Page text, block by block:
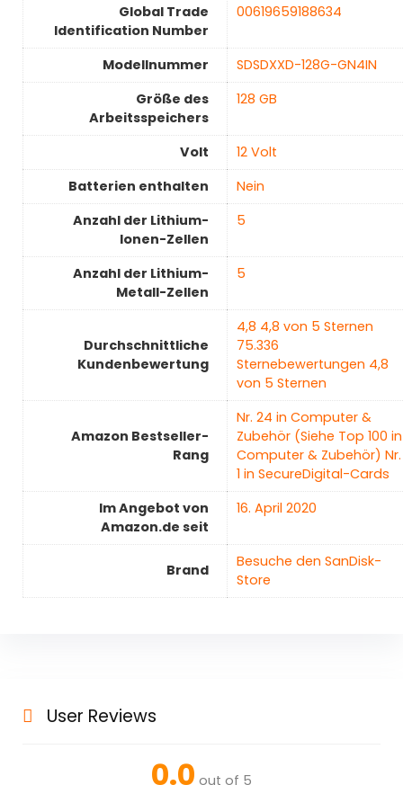
Global Trade
Identification Number
‎00619659188634
Modellnummer
‎SDSDXXD-128G-GN4IN
Größe des
Arbeitsspeichers
‎128 GB
Volt
‎12 Volt
Batterien enthalten
‎Nein
Anzahl der Lithium-
Ionen-Zellen
‎5
Anzahl der Lithium-
Metall-Zellen
‎5
Durchschnittliche
Kundenbewertung
4,8 4,8 von 5 Sternen
75.336
Sternebewertungen 4,8
von 5 Sternen
Amazon Bestseller-
Rang
Nr. 24 in Computer &
Zubehör (Siehe Top 100 in
Computer & Zubehör) Nr.
1 in SecureDigital-Cards
Im Angebot von
Amazon.de seit
16. April 2020
Brand
Besuche den SanDisk-
Store
User Reviews
0.0 out of 5